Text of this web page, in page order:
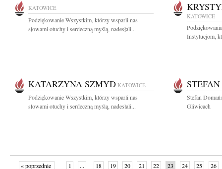
KATOWICE
Podziękowanie Wszystkim, którzy wsparli nas
słowami otuchy i serdeczną myślą, nadesłali...
KATOWICE
Instytucjom,
KATARZYNA SZMYD KATOWICE
Podziękowanie Wszystkim, którzy wsparli nas
słowami otuchy i serdeczną myślą, nadesłali...
Stefan
Gliwicach
« poprzednie 1 ... 18 19 20 21 22 23 24 25 26